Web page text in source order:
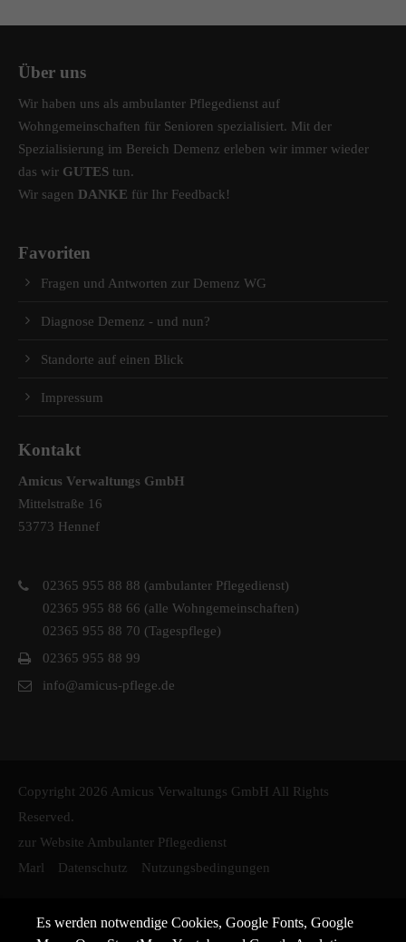
Über uns
Wir haben uns als ambulanter Pflegedienst auf
Wohngemeinschaften für Senioren spezialisiert. Mit der
Spezialisierung im Bereich Demenz erleben wir immer wieder
das wir GUTES tun.
Wir sagen DANKE für Ihr Feedback!
Favoriten
Fragen und Antworten zur Demenz WG
Diagnose Demenz - und nun?
Standorte auf einen Blick
Impressum
Kontakt
Amicus Verwaltungs GmbH
Mittelstraße 16
53773 Hennef
02365 955 88 88 (ambulanter Pflegedienst)
02365 955 88 66 (alle Wohngemeinschaften)
02365 955 88 70 (Tagespflege)
02365 955 88 99
info@amicus-pflege.de
Copyright 2026 Amicus Verwaltungs GmbH All Rights
Reserved.
zur Website Ambulanter Pflegedienst
Marl
Datenschutz Nutzungsbedingungen
Es werden notwendige Cookies, Google Fonts, Google